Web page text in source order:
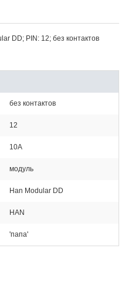
DD; PIN: 12; без контактов
без контактов
12
10А
модуль
Han Modular DD
HAN
'папа'